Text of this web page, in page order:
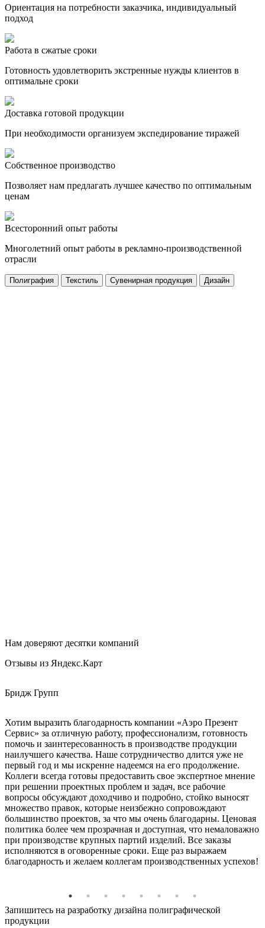
Ориентация на потребности заказчика, индивидуальный
подход
Работа в сжатые сроки
Готовность удовлетворить экстренные нужды клиентов в
оптимальне сроки
Доставка готовой продукции
При необходимости организуем экспедирование тиражей
Собственное производство
Позволяет нам предлагать лучшее качество по оптимальным
ценам
Всесторонний опыт работы
Многолетний опыт работы в рекламно-производственной
отрасли
Полиграфия Текстиль Сувенирная продукция Дизайн
Нам доверяют десятки компаний
Отзывы из Яндекс.Карт
Бридж Групп
Хотим выразить благодарность компании «Аэро Презент
Сервис» за отличную работу, профессионализм, готовность
помочь и заинтересованность в производстве продукции
наилучшего качества. Наше сотрудничество длится уже не
первый год и мы искренне надеемся на его продолжение.
Коллеги всегда готовы предоставить свое экспертное мнение
при решении проектных проблем и задач, все рабочие
вопросы обсуждают доходчиво и подробно, стойко выносят
множество правок, которые неизбежно сопровождают
большинство проектов, за что мы очень благодарны. Ценовая
политика более чем прозрачная и доступная, что немаловажно
при производстве крупных партий изделий. Все заказы
исполняются в оговоренные сроки. Еще раз выражаем
благодарность и желаем коллегам производственных успехов!
Запишитесь на разработку дизайна полиграфической
продукции